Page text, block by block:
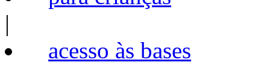
|
acesso às bases